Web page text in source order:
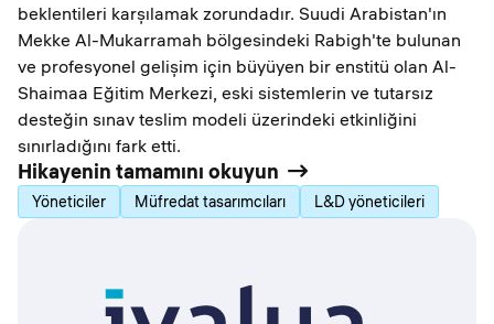
beklentileri karşılamak zorundadır. Suudi Arabistan'ın
Mekke Al-Mukarramah bölgesindeki Rabigh'te bulunan
ve profesyonel gelişim için büyüyen bir enstitü olan Al-
Shaimaa Eğitim Merkezi, eski sistemlerin ve tutarsız
desteğin sınav teslim modeli üzerindeki etkinliğini
sınırladığını fark etti.
Hikayenin tamamını okuyun
Yöneticiler Müfredat tasarımcıları L&D yöneticileri